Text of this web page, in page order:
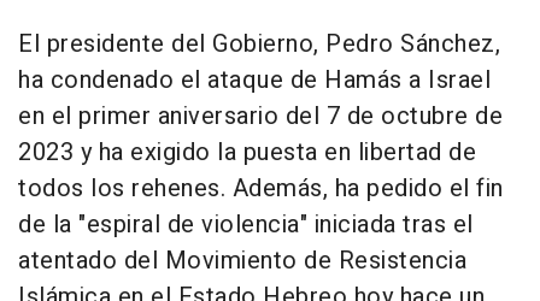
El presidente del Gobierno, Pedro Sánchez,
ha condenado el ataque de Hamás a Israel
en el primer aniversario del 7 de octubre de
2023 y ha exigido la puesta en libertad de
todos los rehenes. Además, ha pedido el fin
de la "espiral de violencia" iniciada tras el
atentado del Movimiento de Resistencia